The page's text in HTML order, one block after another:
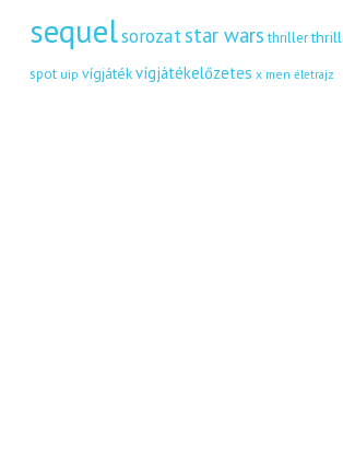
sequelsorozatstar wars thriller
spot uip vígjátékvígjátékelőzetes x men életrajz